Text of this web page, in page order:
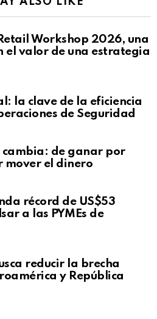
Workshop 2026, una
el valor de una estrategia
la clave de la eficiencia
de Seguridad
cambia: de ganar por
mover el dinero
For Work
to view this post
récord de US$53
a las PYMEs de
reducir la brecha
y República